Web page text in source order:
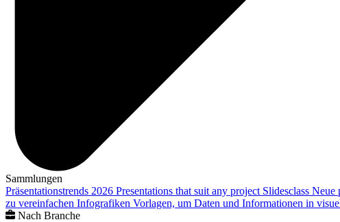
Sammlungen
Präsentationstrends 2026 Presentations that suit any project Slidesclass Neue
zu vereinfachen Infografiken Vorlagen, um Daten und Informationen in
Nach Branche